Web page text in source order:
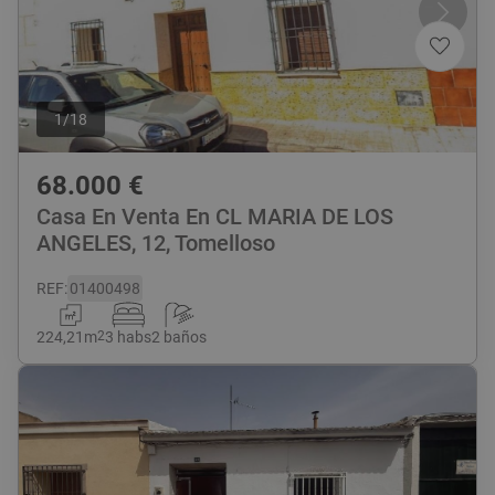
1/18
68.000 €
Casa En Venta En CL MARIA DE LOS
ANGELES, 12, Tomelloso
REF:01400498
224,21 m23 habs2 baños